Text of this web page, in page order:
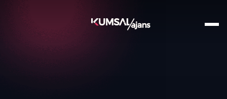
Projelerimiz
Web Tasarım Projelerimiz